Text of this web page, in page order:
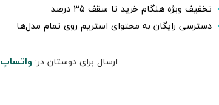
تخفیف ویژه هنگام خرید تا سقف ۳۵ درصد
دسترسی رایگان به محتوای استریم روی تمام مدل‌ها
ارسال برای دوستان در: واتساپ